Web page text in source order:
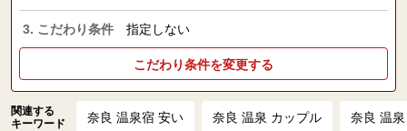
3. こだわり条件 指定しない
こだわり条件を変更する
関連する
キーワード
奈良 温泉宿 安い 奈良 温泉 カップル 奈良 温